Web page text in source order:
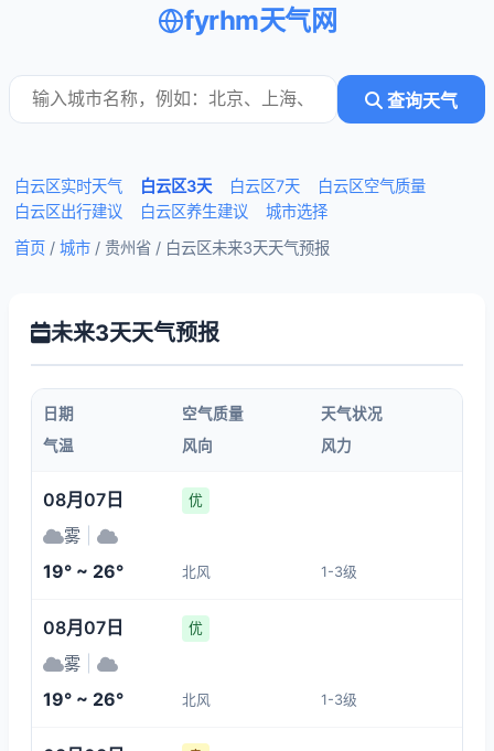
fyrhm天气网
查询天气
白云区实时天气 白云区3天 白云区7天
白云区空气质量
白云区出行建议
白云区养生建议
城市选择
首页 / 城市 / 贵州省 / 白云区未来3天天气预报
未来3天天气预报
日期 空气质量
天气状况
气温
风向 风力
08月07日 优
雾
19° ~ 26° 北风 1-3级
08月07日 优
雾
19° ~ 26° 北风 1-3级